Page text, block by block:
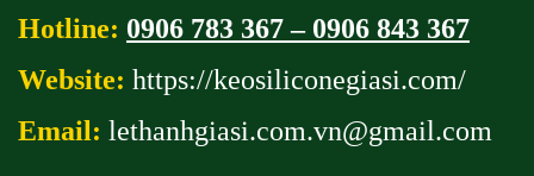
Hotline: 0906 783 367 – 0906 843 367
Website: https://keosiliconegiasi.com/
Email: lethanhgiasi.com.vn@gmail.com